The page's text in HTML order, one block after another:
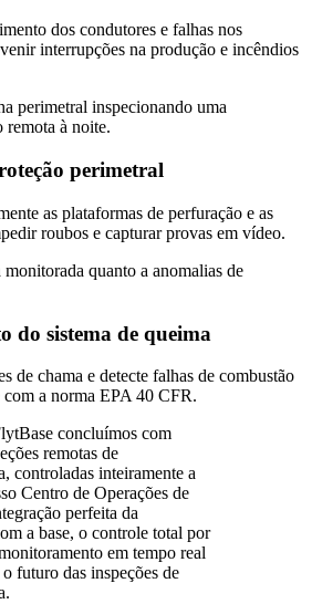
dos condutores e falhas nos
interrupções na produção e incêndios
perimetral
as plataformas de perfuração e as
roubos e capturar provas em vídeo.
do sistema de queima
de chama e detecte falhas de combustão
a norma EPA 40 CFR.
concluímos com
remotas de
controladas inteiramente a
Centro de Operações de
perfeita da
a base, o controle total por
em tempo real
futuro das inspeções de